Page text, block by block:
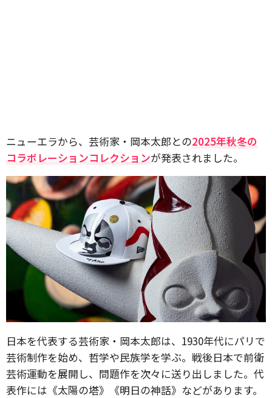
ニューエラから、芸術家・岡本太郎との2025年秋冬の
コラボレーションコレクションが発表されました。
日本を代表する芸術家・岡本太郎は、1930年代にパリで
芸術制作を始め、哲学や民族学を学ぶ。戦後日本で前衛
芸術運動を展開し、問題作を次々に送り出しました。代
表作には《太陽の塔》《明日の神話》などがあります。